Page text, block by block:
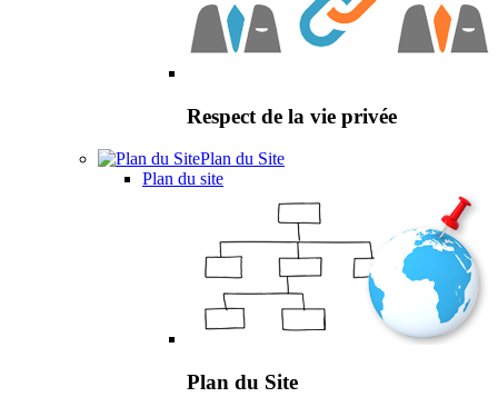
Respect de la vie privée
Plan du Site
Plan du site
Plan du Site